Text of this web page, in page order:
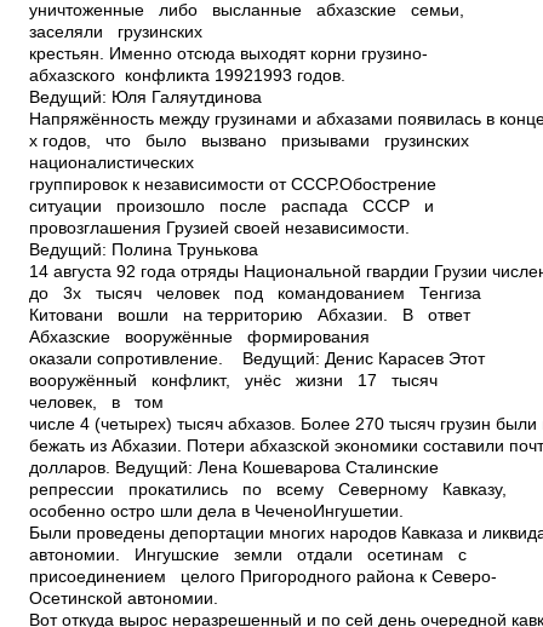
уничтоженные либо высланные абхазские семьи,
заселяли грузинских
крестьян. Именно отсюда выходят корни грузино­
абхазского конфликта 1992­1993 годов.
Ведущий: Юля Галяутдинова
Напряжённость между грузинами и абхазами появилась в
х годов, что было вызвано призывами грузинских
националистических
группировок к независимости от СССР.Обострение
ситуации произошло после распада СССР и
провозглашения Грузией своей независимости.
Ведущий: Полина Трунькова
14 августа 92 года отряды Национальной гвардии Грузии
до 3­х тысяч человек под командованием Тенгиза
Китовани вошли на территорию Абхазии. В ответ
Абхазские вооружённые формирования
оказали сопротивление. Ведущий: Денис Карасев Этот
вооружённый конфликт, унёс жизни 17 тысяч
человек, в том
числе 4 (четырех) тысяч абхазов. Более 270 тысяч грузин
бежать из Абхазии. Потери абхазской экономики составили
долларов. Ведущий: Лена Кошеварова Сталинские
репрессии прокатились по всему Северному Кавказу,
особенно остро шли дела в Чечено­Ингушетии.
Были проведены депортации многих народов Кавказа и
автономии. Ингушские земли отдали осетинам с
присоединением целого Пригородного района к Северо­
Осетинской автономии.
Вот откуда вырос неразрешенный и по сей день очередной